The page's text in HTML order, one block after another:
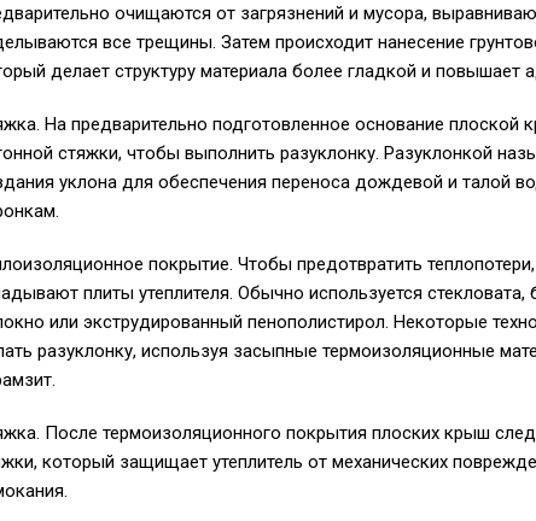
очищаются от загрязнений и мусора,
все трещины. Затем происходит нанесение
делает структуру материала более гладкой и повышает
На предварительно подготовленное основание плоской
стяжки, чтобы выполнить разуклонку. Разуклонкой
уклона для обеспечения переноса дождевой и талой
покрытие. Чтобы предотвратить
плиты утеплителя. Обычно используется стекловата,
или экструдированный пенополистирол. Некоторые
разуклонку, используя засыпные термоизоляционные
После термоизоляционного покрытия плоских крыш
который защищает утеплитель от механических